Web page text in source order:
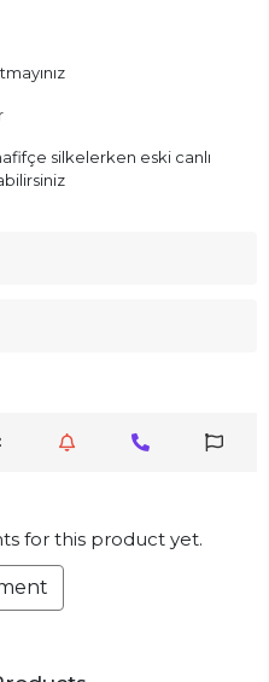
silkelerken eski canlı
for this product yet.